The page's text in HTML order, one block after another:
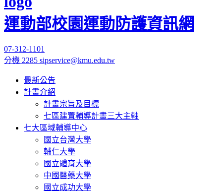
運動部校園運動防護資訊網
07-312-1101
分機 2285 sipservice@kmu.edu.tw
最新公告
計畫介紹
計畫宗旨及目標
七區建置輔導計畫三大主軸
七大區域輔導中心
國立台灣大學
輔仁大學
國立體育大學
中國醫藥大學
國立成功大學